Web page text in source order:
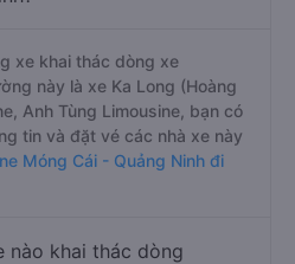
xe khai thác dòng xe
này là xe Ka Long (Hoàng
Anh Tùng Limousine, bạn có
tin và đặt vé các nhà xe này
Móng Cái - Quảng Ninh đi
nào khai thác dòng